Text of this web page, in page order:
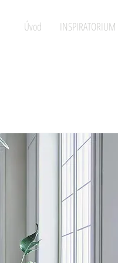
Úvod INSPIRATORIUM